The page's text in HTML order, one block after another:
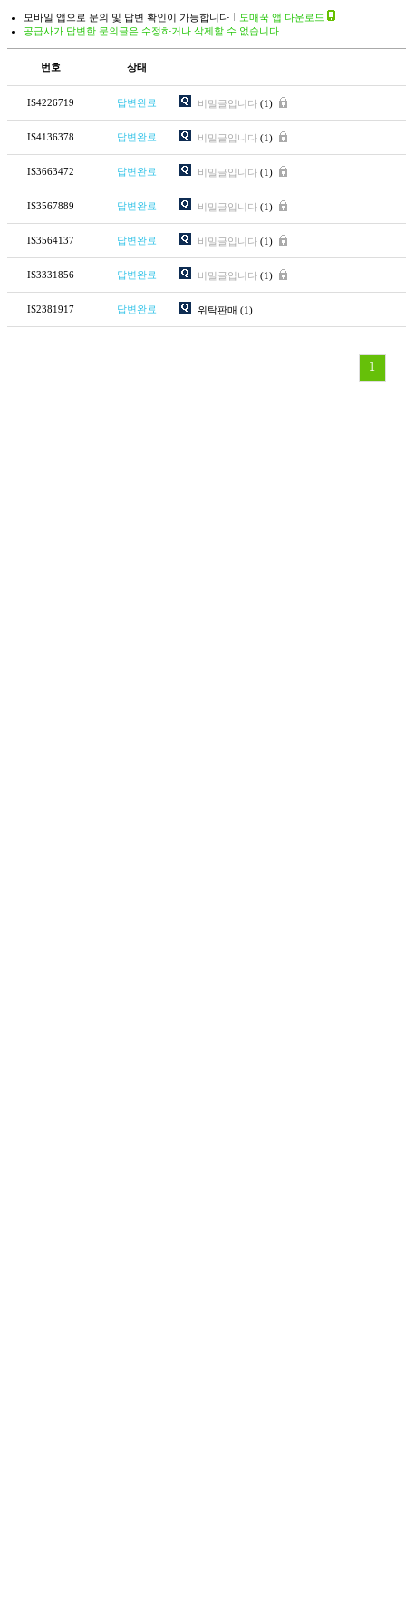
모바일 앱으로 문의 및 답변 확인이 가능합니다
도매꾹 앱 다운로드
공급사가 답변한 문의글은 수정하거나 삭제할 수 없습니다.
번호 상태
IS4226719 답변완료 비밀글입니다 (1)
IS4136378 답변완료 비밀글입니다 (1)
IS3663472 답변완료 비밀글입니다 (1)
IS3567889 답변완료 비밀글입니다 (1)
IS3564137 답변완료 비밀글입니다 (1)
IS3331856 답변완료 비밀글입니다 (1)
IS2381917 답변완료 위탁판매 (1)
1